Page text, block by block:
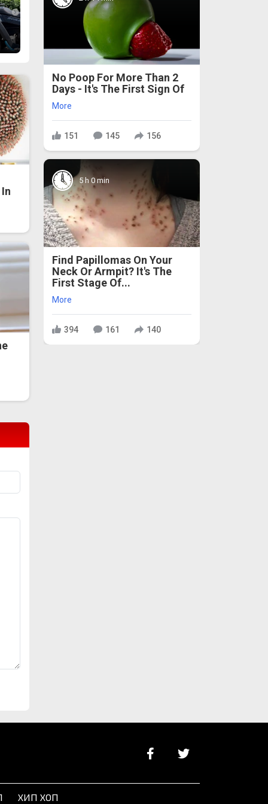
No Poop For More Than 2
Days - It's The First Sign Of
More
151 145 156
5 h 0 min
Find Papillomas On Your
Neck Or Armpit? It's The
First Stage Of...
More
394 161 140
ХИП ХОП